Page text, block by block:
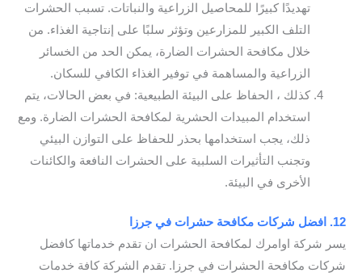
تهديدًا كبيرًا للمحاصيل الزراعية والنباتات. تسبب الحشرات
التلف الكبير للمزارعين وتؤثر سلبًا على إنتاجية الغذاء. من
خلال مكافحة الحشرات الضارة، يمكن الحد من الخسائر
الزراعية والمساهمة في توفير الغذاء الكافي للسكان.
كذلك ، الحفاظ على البيئة الطبيعية: في بعض الحالات، يتم
استخدام المبيدات الحشرية لمكافحة الحشرات الضارة. ومع
ذلك، يجب استخدامها بحذر للحفاظ على التوازن البيئي
وتجنب التأثيرات السلبية على الحشرات النافعة والكائنات
الأخرى في البيئة.
12. افضل شركات مكافحة حشرات في جرزا
يسر شركة اوامرك لمكافحة الحشرات ان تقدم خدماتها كافضل
شركات مكافحة الحشرات في جرزا. تقدم الشركة كافة خدمات